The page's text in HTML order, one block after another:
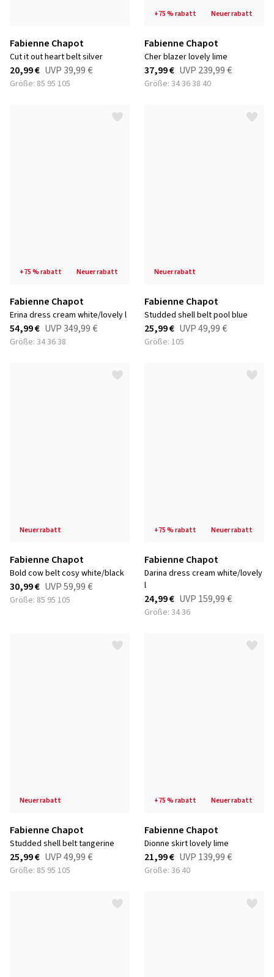
Fabienne Chapot
cut it out heart belt silver
20,99 € UVP39,99 €
Größe: 85 95 105
+75 % rabatt neuer rabatt
Fabienne Chapot
cher blazer lovely lime
37,99 € UVP 239,99 €
Größe: 34 36 38 40
+75 % rabatt neuer rabatt
Fabienne Chapot
erina dress cream white/lovely l
54,99 € UVP349,99 €
Größe: 34 36 38
neuer rabatt
Fabienne Chapot
studded shell belt pool blue
25,99 € UVP49,99 €
Größe: 105
neuer rabatt
Fabienne Chapot
bold cow belt cosy white/black
30,99 € UVP59,99 €
Größe: 85 95 105
+75 % rabatt neuer rabatt
Fabienne Chapot
darina dress cream white/lovely
l
24,99 € UVP 159,99 €
Größe: 34 36
neuer rabatt
Fabienne Chapot
studded shell belt tangerine
25,99 € UVP49,99 €
Größe: 85 95 105
+75 % rabatt neuer rabatt
Fabienne Chapot
dionne skirt lovely lime
21,99 € UVP 139,99 €
Größe: 36 40